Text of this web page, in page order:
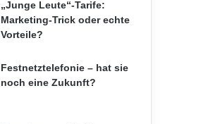
„Junge Leute“-Tarife:
Marketing-Trick oder echte
Vorteile?
Festnetztelefonie – hat sie
noch eine Zukunft?